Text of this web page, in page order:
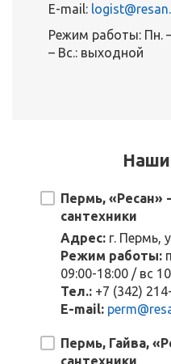
E-mail:
Режим работы: Пн.
– Вс.: выходной
Наши
Пермь, «Ресан»
сантехники
Адрес: г. Пермь,
Режим работы:
09:00-18:00 / вс
Тел.: +7 (342)
E-mail:
Пермь, Гайва,
сантехники